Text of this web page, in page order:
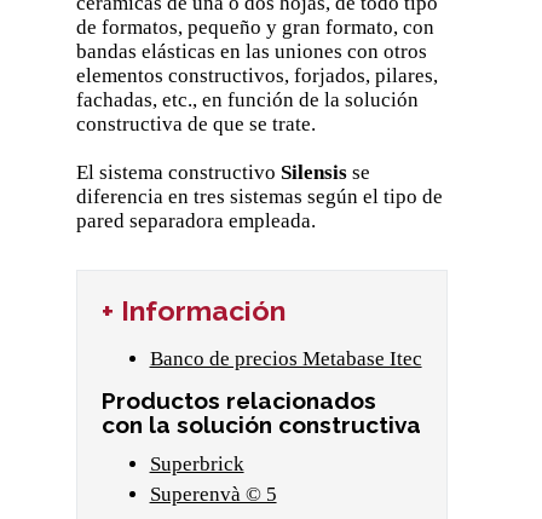
de formatos, pequeño y gran formato, con
bandas elásticas en las uniones con otros
elementos constructivos, forjados, pilares,
fachadas, etc., en función de la solución
constructiva de que se trate.
El sistema constructivo Silensis se
diferencia en tres sistemas según el tipo de
pared separadora empleada.
+ Información
Banco de precios Metabase Itec
Productos relacionados
con la solución constructiva
Superbrick
Superenvà © 5